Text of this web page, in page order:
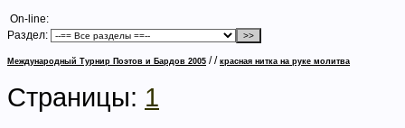
On-line:
Раздел:
Международный Турнир Поэтов и Бардов 2005 // красная нитка на руке молитва
Страницы: 1